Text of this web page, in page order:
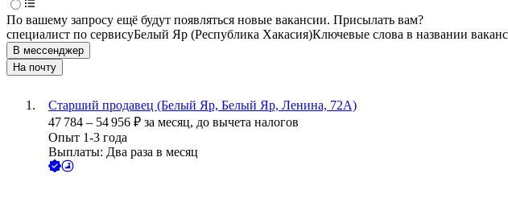
По вашему запросу ещё будут появляться новые вакансии. Присылать вам?
специалист по сервисуБелый Яр (Республика Хакасия)Ключевые слова в названии
В мессенджер
На почту
Старший продавец (Белый Яр, Белый Яр, Ленина, 72А)
47 784 – 54 956 ₽ за месяц, до вычета налогов
Опыт 1-3 года
Выплаты: Два раза в месяц